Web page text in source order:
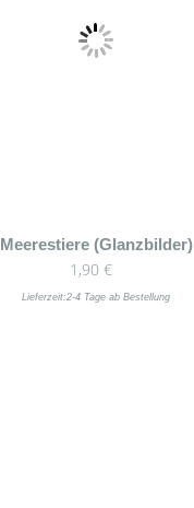
Meerestiere (Glanzbilder)
1,90 €
Lieferzeit:2-4 Tage ab Bestellung